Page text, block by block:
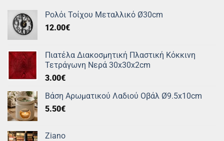
Ρολόι Τοίχου Μεταλλικό Ø30cm
12.00€
Πιατέλα Διακοσμητική Πλαστική Κόκκινη
Τετράγωνη Νερά 30x30x2cm
3.00€
Βάση Αρωματικού Λαδιού Οβάλ Ø9.5x10cm
5.50€
Ziano